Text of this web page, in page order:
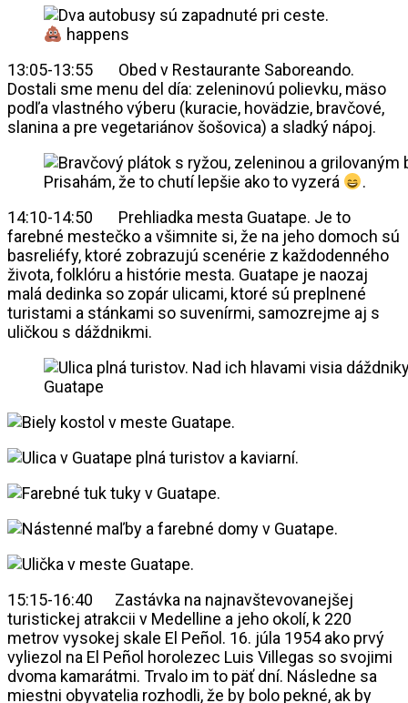
happens
13:05-13:55 Obed v Restaurante Saboreando.
Dostali sme menu del día: zeleninovú polievku, mäso
podľa vlastného výberu (kuracie, hovädzie, bravčové,
slanina a pre vegetariánov šošovica) a sladký nápoj.
Prisahám, že to chutí lepšie ako to vyzerá
.
14:10-14:50 Prehliadka mesta Guatape. Je to
farebné mestečko a všimnite si, že na jeho domoch sú
basreliéfy, ktoré zobrazujú scenérie z každodenného
života, folklóru a histórie mesta. Guatape je naozaj
malá dedinka so zopár ulicami, ktoré sú preplnené
turistami a stánkami so suvenírmi, samozrejme aj s
uličkou s dáždnikmi.
Guatape
15:15-16:40 Zastávka na najnavštevovanejšej
turistickej atrakcii v Medelline a jeho okolí, k 220
metrov vysokej skale El Peñol. 16. júla 1954 ako prvý
vyliezol na El Peñol horolezec Luis Villegas so svojimi
dvoma kamarátmi. Trvalo im to päť dní. Následne sa
miestni obyvatelia rozhodli, že by bolo pekné, ak by